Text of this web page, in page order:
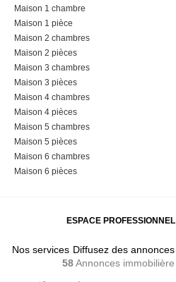
Maison 1 chambre
Maison 1 pièce
Maison 2 chambres
Maison 2 pièces
Maison 3 chambres
Maison 3 pièces
Maison 4 chambres
Maison 4 pièces
Maison 5 chambres
Maison 5 pièces
Maison 6 chambres
Maison 6 pièces
ESPACE PROFESSIONNEL
Nos services Diffusez des annonces
58Annonces immobilière